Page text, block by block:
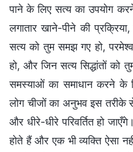
पाने के लिए सत्य का उपयोग
लगातार खाने-पीने की
सत्य को तुम समझ गए हो,
हो, और जिन सत्य सिद्धांतों को
समस्याओं का समाधान करने के
लोग चीजों का अनुभव इस तरीके
और धीरे-धीरे परिवर्तित हो
होते हैं और एक भी व्यक्ति ऐसा